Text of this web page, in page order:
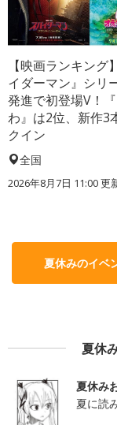
【映画ランキング
イダーマン』シリ
発進で初登場V！
わ』は2位、新作3
クイン
全国
2026年8月7日 11:00更
夏休みのイベ
夏休
夏休み
夏に読